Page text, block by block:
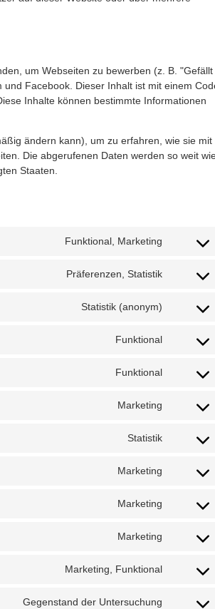
um Webseiten zu bewerben (z. B. "Gefällt
Facebook. Dieser Inhalt ist mit einem
Inhalte können bestimmte Informationen
ändern kann), um zu erfahren, wie sie mit
Die abgerufenen Daten werden so weit
Staaten.
Funktional, Marketing
Präferenzen, Statistik
Statistik (anonym)
Funktional
Funktional
Marketing
Statistik
Marketing
Marketing
Marketing
Marketing, Funktional
Gegenstand der Untersuchung